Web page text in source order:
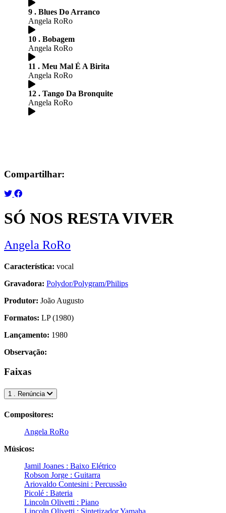
9 . Blues Do Arranco
Angela RoRo
10 . Bobagem
Angela RoRo
11 . Meu Mal É A Birita
Angela RoRo
12 . Tango Da Bronquite
Angela RoRo
Compartilhar:
SÓ NOS RESTA VIVER
Angela RoRo
Característica: vocal
Gravadora: Polydor/Polygram/Philips
Produtor: João Augusto
Formatos: LP (1980)
Lançamento: 1980
Observação:
Faixas
1 . Renúncia
Compositores:
Angela RoRo
Músicos:
Jamil Joanes : Baixo Elétrico
Robson Jorge : Guitarra
Ariovaldo Contesini : Percussão
Picolé : Bateria
Lincoln Olivetti : Piano